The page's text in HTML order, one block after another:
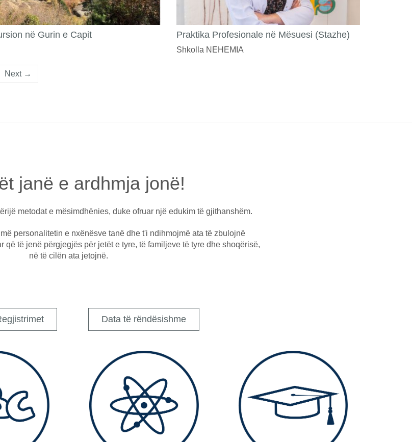
në Gurin e Capit Praktika Profesionale në Mësuesi (Stazhe)
Shkolla NEHEMIA
Next →
janë e ardhmja jonë!
metodat e mësimdhënies, duke ofruar një edukim të gjithanshëm.
personalitetin e nxënësve tanë dhe t'i ndihmojmë ata të zbulojnë
që të jenë përgjegjës për jetët e tyre, të familjeve të tyre dhe shoqërisë,
në të cilën ata jetojnë.
Data të rëndësishme